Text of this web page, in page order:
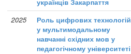
українців Закарпаття
2025
Роль цифрових технологій
у мультимодальному
навчанні східних мов у
педагогічному університеті